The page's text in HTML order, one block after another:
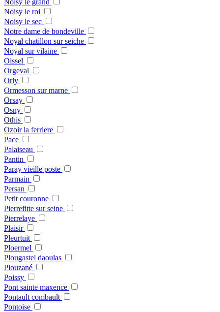
Noisy le grand
Noisy le roi
Noisy le sec
Notre dame de bondeville
Noyal chatillon sur seiche
Noyal sur vilaine
Oissel
Orgeval
Orly
Ormesson sur marne
Orsay
Osny
Othis
Ozoir la ferriere
Pace
Palaiseau
Pantin
Paray vieille poste
Parmain
Persan
Petit couronne
Pierrefitte sur seine
Pierrelaye
Plaisir
Pleurtuit
Ploermel
Plougastel daoulas
Plouzané
Poissy
Pont sainte maxence
Pontault combault
Pontoise